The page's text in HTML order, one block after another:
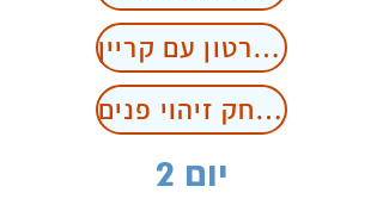
יצירת סרטון עם קריין
משחק זיהוי פנים
יום 2